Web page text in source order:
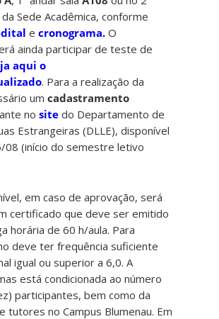
da Sede Acadêmica, conforme
ecronograma. O
ainda participar de teste de
aqui o
. Para a realização da
umcadastramento
nosite do Departamento de
Estrangeiras (DLLE), disponível
08 (início do semestre letivo
em caso de aprovação, será
certificado que deve ser emitido
horária de 60 h/aula. Para
deve ter frequência suficiente
igual ou superior a 6,0. A
está condicionada ao número
participantes, bem como da
tutores no Campus Blumenau. Em